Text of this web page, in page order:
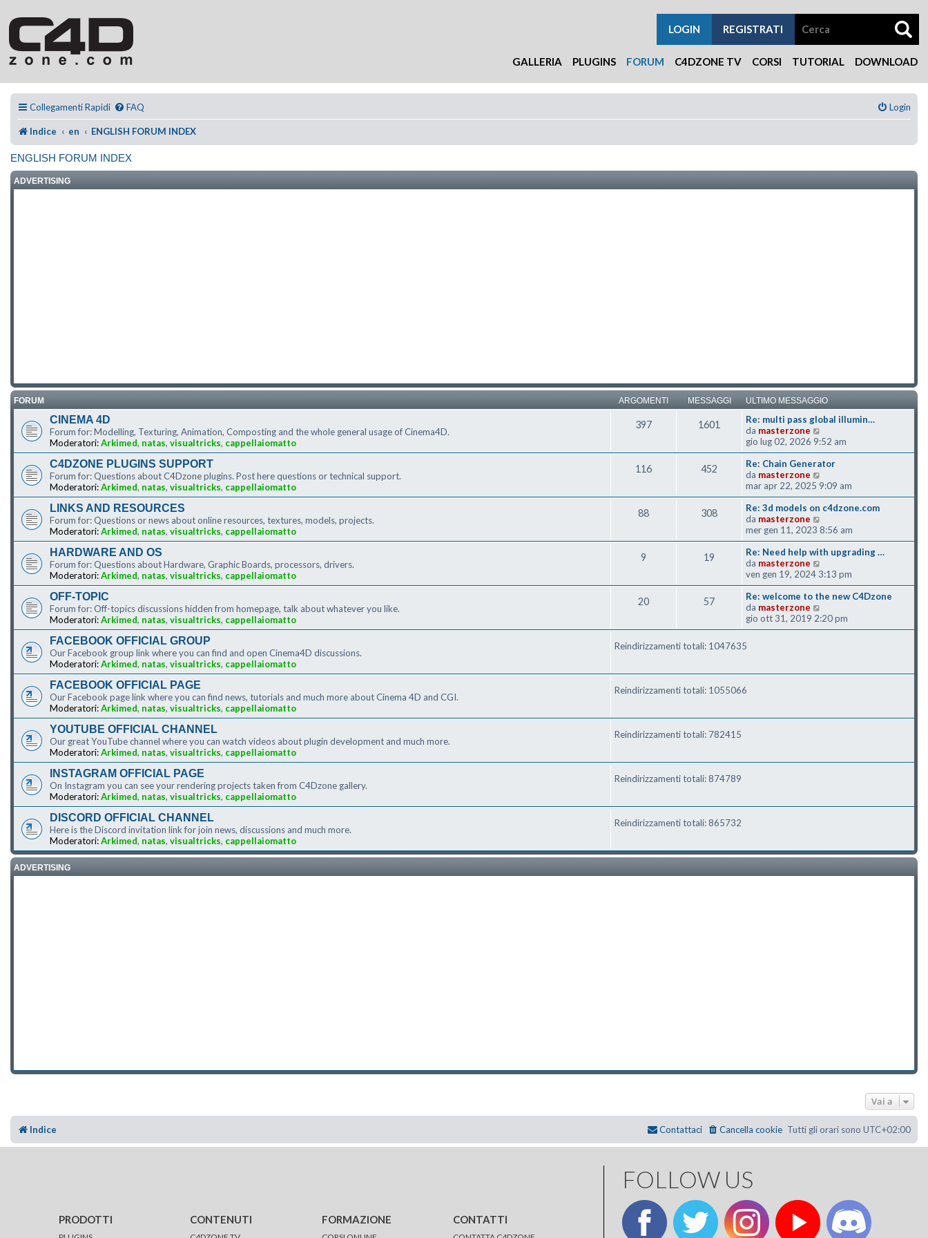
GALLERIA PLUGINS FORUM C4DZONE TV CORSI TUTORIAL DOWNLOAD
REGISTRATI
LOGIN
Collegamenti Rapidi FAQ Login
Indice en ENGLISH FORUM INDEX
ENGLISH FORUM INDEX
ADVERTISING
FORUM ARGOMENTI MESSAGGI ULTIMO MESSAGGIO
CINEMA 4D
Forum for: Modelling, Texturing, Animation, Composting and the whole general usage of Cinema4D.
Moderatori:Arkimed, natas, visualtricks, cappellaiomatto
397 1601
Re: multi pass global illumin…
da masterzone
gio lug 02, 2026 9:52 am
C4DZONE PLUGINS SUPPORT
Forum for: Questions about C4Dzone plugins. Post here questions or technical support.
Moderatori:Arkimed, natas, visualtricks, cappellaiomatto
116 452
Re: Chain Generator
da masterzone
mar apr 22, 2025 9:09 am
LINKS AND RESOURCES
Forum for: Questions or news about online resources, textures, models, projects.
Moderatori:Arkimed, natas, visualtricks, cappellaiomatto
88 308
Re: 3d models on c4dzone.com
da masterzone
mer gen 11, 2023 8:56 am
HARDWARE AND OS
Forum for: Questions about Hardware, Graphic Boards, processors, drivers.
Moderatori:Arkimed, natas, visualtricks, cappellaiomatto
9 19
Re: Need help with upgrading …
da masterzone
ven gen 19, 2024 3:13 pm
OFF-TOPIC
Forum for: Off-topics discussions hidden from homepage, talk about whatever you like.
Moderatori:Arkimed, natas, visualtricks, cappellaiomatto
20 57
Re: welcome to the new C4Dzone
da masterzone
gio ott 31, 2019 2:20 pm
FACEBOOK OFFICIAL GROUP
Our Facebook group link where you can find and open Cinema4D discussions.
Moderatori:Arkimed, natas, visualtricks, cappellaiomatto
Reindirizzamenti totali: 1047635
FACEBOOK OFFICIAL PAGE
Our Facebook page link where you can find news, tutorials and much more about Cinema 4D and CGI.
Moderatori:Arkimed, natas, visualtricks, cappellaiomatto
Reindirizzamenti totali: 1055066
YOUTUBE OFFICIAL CHANNEL
Our great YouTube channel where you can watch videos about plugin development and much more.
Moderatori:Arkimed, natas, visualtricks, cappellaiomatto
Reindirizzamenti totali: 782415
INSTAGRAM OFFICIAL PAGE
On Instagram you can see your rendering projects taken from C4Dzone gallery.
Moderatori:Arkimed, natas, visualtricks, cappellaiomatto
Reindirizzamenti totali: 874789
DISCORD OFFICIAL CHANNEL
Here is the Discord invitation link for join news, discussions and much more.
Moderatori:Arkimed, natas, visualtricks, cappellaiomatto
Reindirizzamenti totali: 865732
ADVERTISING
Vai a
Indice Tutti gli orari sono UTC+02:00
Cancella cookie
Contattaci
PRODOTTI CONTENUTI FORMAZIONE CONTATTI
FOLLOW US